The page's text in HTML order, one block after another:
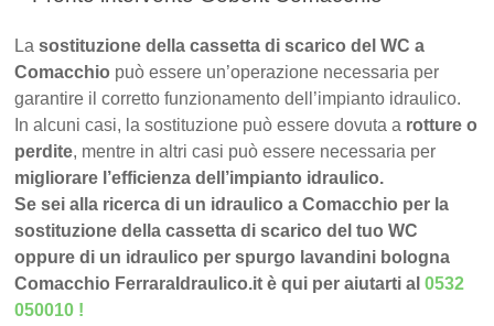
Lasostituzione della cassetta di scarico del WC a
Comacchio può essere un’operazione necessaria per
garantire il corretto funzionamento dell’impianto idraulico.
In alcuni casi, la sostituzione può essere dovuta a rotture o
perdite, mentre in altri casi può essere necessaria per
migliorare l’efficienza dell’impianto idraulico.
Se sei alla ricerca di un idraulico a Comacchio per la
sostituzione della cassetta di scarico del tuo WC
oppure di un idraulico per spurgo lavandini bologna
Comacchio FerraraIdraulico.it è qui per aiutarti al0532
050010 !